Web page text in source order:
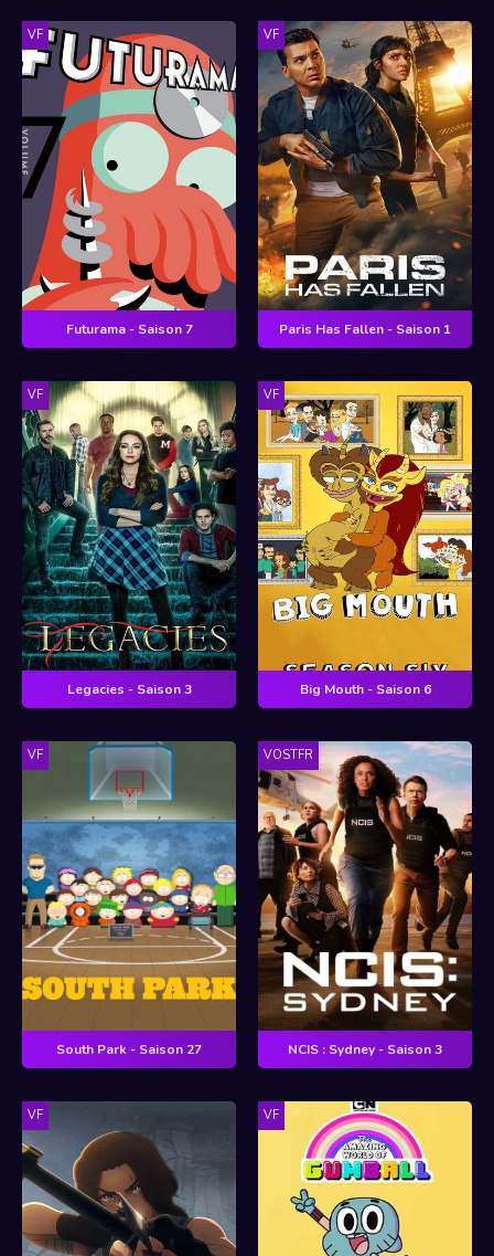
VF
Futurama - Saison 7
VF
Paris Has Fallen - Saison 1
VF
Legacies - Saison 3
VF
Big Mouth - Saison 6
VF
South Park - Saison 27
VOSTFR
NCIS : Sydney - Saison 3
VF VF